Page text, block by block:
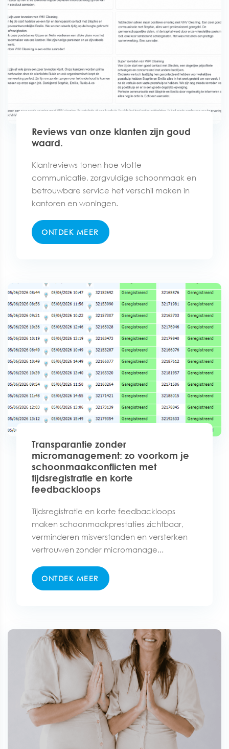
Reviews van onze klanten zijn goud
waard.
Klantreviews tonen hoe vlotte
communicatie, zorgvuldige schoonmaak en
betrouwbare service het verschil maken in
kantoren en woningen.
ONTDEK MEER
Transparantie zonder
micromanagement: zo voorkom je
schoonmaakconflicten met
tijdsregistratie en korte
feedbackloops
Tijdsregistratie en korte feedbackloops
maken schoonmaakprestaties zichtbaar,
verminderen misverstanden en versterken
vertrouwen zonder micromanage...
ONTDEK MEER